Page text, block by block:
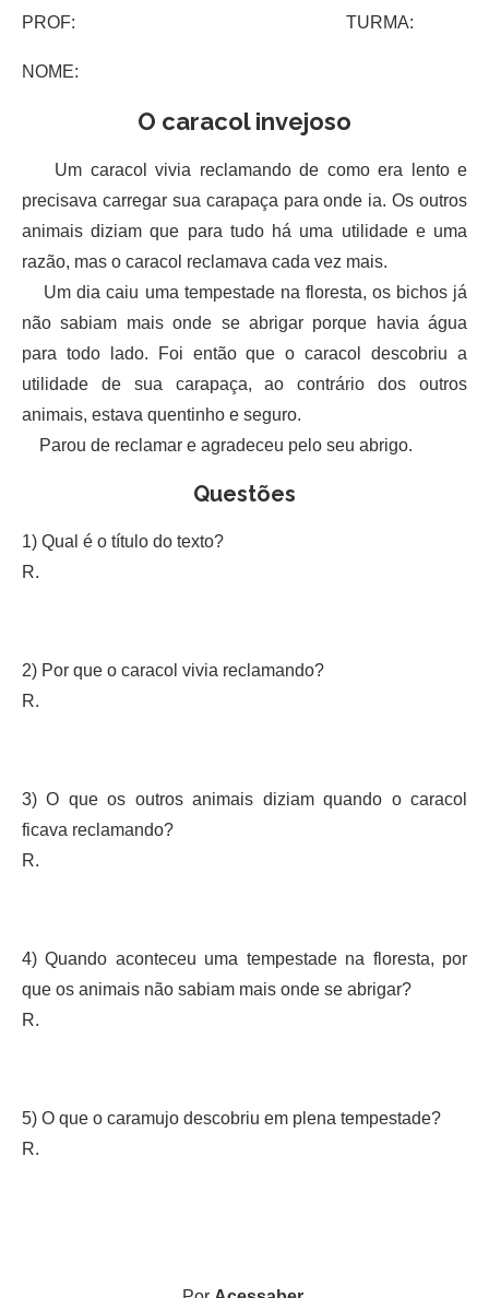
PROF: TURMA:
NOME:
O caracol invejoso
Um caracol vivia reclamando de como era lento e
precisava carregar sua carapaça para onde ia. Os outros
animais diziam que para tudo há uma utilidade e uma
razão, mas o caracol reclamava cada vez mais.
Um dia caiu uma tempestade na floresta, os bichos já
não sabiam mais onde se abrigar porque havia água
para todo lado. Foi então que o caracol descobriu a
utilidade de sua carapaça, ao contrário dos outros
animais, estava quentinho e seguro.
Parou de reclamar e agradeceu pelo seu abrigo.
Questões
1) Qual é o título do texto?
R.
2) Por que o caracol vivia reclamando?
R.
3) O que os outros animais diziam quando o caracol
ficava reclamando?
R.
4) Quando aconteceu uma tempestade na floresta, por
que os animais não sabiam mais onde se abrigar?
R.
5) O que o caramujo descobriu em plena tempestade?
R.